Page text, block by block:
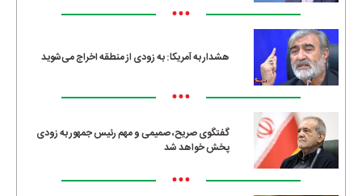
•••
هشدار به آمریکا: به زودی از منطقه اخراج می‌شوید
•••
گفتگوی صریح، صمیمی و مهم رئیس جمهور به زودی
پخش خواهد شد
•••